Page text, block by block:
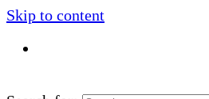
Skip to content